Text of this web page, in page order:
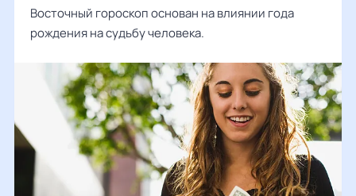
Восточный гороскоп основан на влиянии года
рождения на судьбу человека.